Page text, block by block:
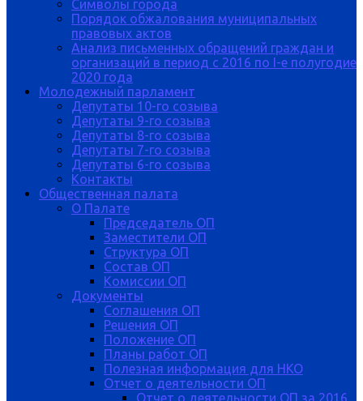
Символы города
Порядок обжалования муниципальных
правовых актов
Анализ письменных обращений граждан и
организаций в период с 2016 по I-е полугодие
2020 года
Молодежный парламент
Депутаты 10-го созыва
Депутаты 9-го созыва
Депутаты 8-го созыва
Депутаты 7-го созыва
Депутаты 6-го созыва
Контакты
Общественная палата
О Палате
Председатель ОП
Заместители ОП
Структура ОП
Состав ОП
Комиссии ОП
Документы
Соглашения ОП
Решения ОП
Положение ОП
Планы работ ОП
Полезная информация для НКО
Отчет о деятельности ОП
Отчет о деятельности ОП за 2016